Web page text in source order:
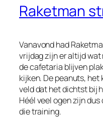
Raketman
Vanavond had
vrijdag zijn er altijd wat
de cafetaria blijven
kijken. De peanuts,
veld dat het dichtst bij
Héél veel ogen zijn
die training.